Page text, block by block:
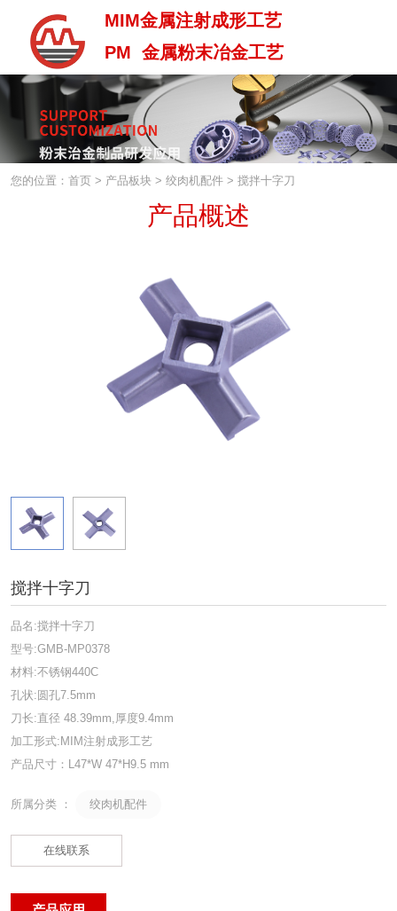
PM 金属粉末治金工艺
中 / En
MIM金属注射成形工艺
PM 金属粉末冶金工艺
您的位置：首页 > 产品板块 > 绞肉机配件 > 搅拌十字刀
产品概述
搅拌十字刀
品名:搅拌十字刀
型号:GMB-MP0378
材料:不锈钢440C
孔状:圆孔7.5mm
刀长:直径 48.39mm,厚度9.4mm
加工形式:MIM注射成形工艺
产品尺寸：L47*W 47*H9.5 mm
所属分类 ： 绞肉机配件
在线联系